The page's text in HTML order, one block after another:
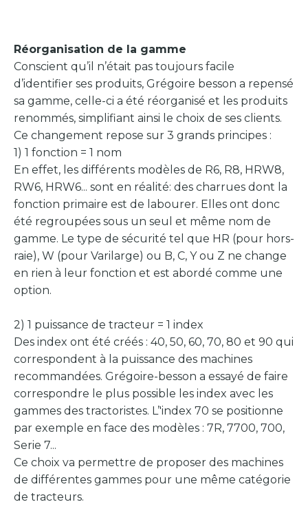
Réorganisation de la gamme
Conscient qu’il n’était pas toujours facile
d’identifier ses produits, Grégoire besson a repensé
sa gamme, celle-ci a été réorganisé et les produits
renommés, simplifiant ainsi le choix de ses clients.
Ce changement repose sur 3 grands principes :
1) 1 fonction = 1 nom
En effet, les différents modèles de R6, R8, HRW8,
RW6, HRW6... sont en réalité: des charrues dont la
fonction primaire est de labourer. Elles ont donc
été regroupées sous un seul et même nom de
gamme. Le type de sécurité tel que HR (pour hors-
raie), W (pour Varilarge) ou B, C, Y ou Z ne change
en rien à leur fonction et est abordé comme une
option.
2) 1 puissance de tracteur = 1 index
Des index ont été créés : 40, 50, 60, 70, 80 et 90 qui
correspondent à la puissance des machines
recommandées. Grégoire-besson a essayé de faire
correspondre le plus possible les index avec les
gammes des tractoristes. L’'index 70 se positionne
par exemple en face des modèles : 7R, 7700, 700,
Serie 7...
Ce choix va permettre de proposer des machines
de différentes gammes pour une même catégorie
de tracteurs.